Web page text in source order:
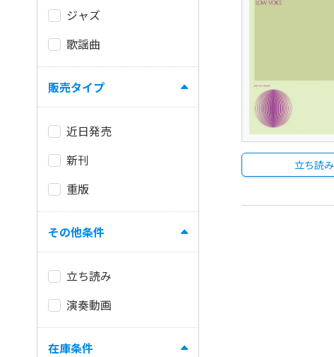
立ち読み
ジャズ
歌謡曲
販売タイプ
近日発売
新刊
重版
その他条件
立ち読み
演奏動画
在庫条件